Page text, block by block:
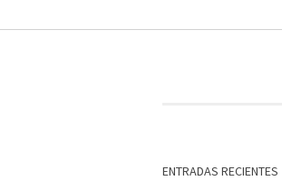
ENTRADAS RECIENTES